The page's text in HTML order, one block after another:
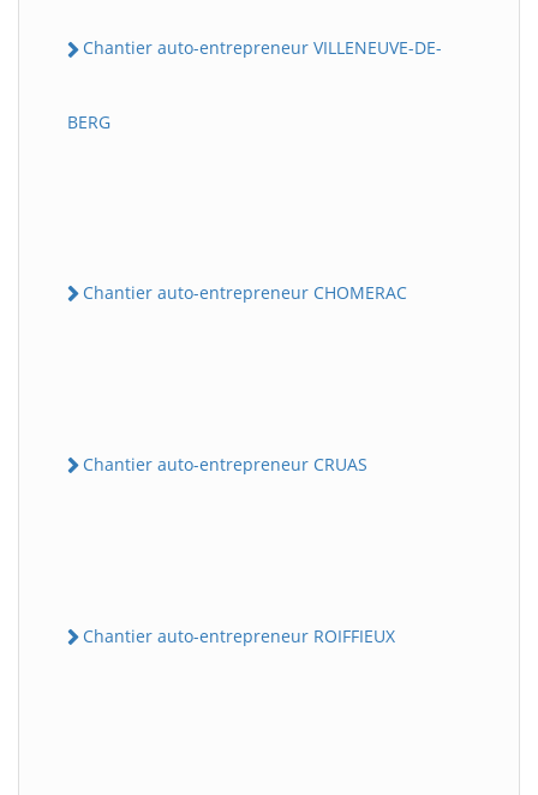
Chantier auto-entrepreneur VILLENEUVE-DE-
BERG
Chantier auto-entrepreneur CHOMERAC
Chantier auto-entrepreneur CRUAS
Chantier auto-entrepreneur ROIFFIEUX